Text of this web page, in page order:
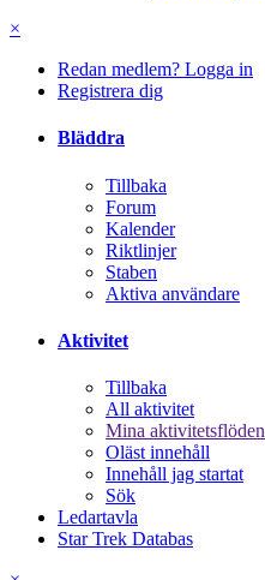
×
Redan medlem? Logga in
Registrera dig
Bläddra
Tillbaka
Forum
Kalender
Riktlinjer
Staben
Aktiva användare
Aktivitet
Tillbaka
All aktivitet
Mina aktivitetsflöden
Oläst innehåll
Innehåll jag startat
Sök
Ledartavla
Star Trek Databas